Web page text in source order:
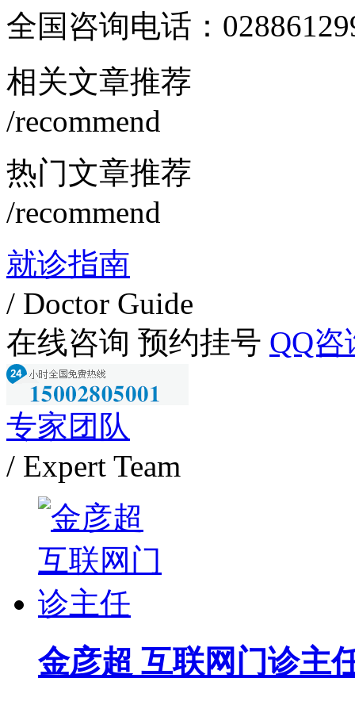
全国咨询电话：
相关文章推荐
/recommend
热门文章推荐
/recommend
就诊指南
/ Doctor Guide
在线咨询 预约挂号 QQ咨
专家团队
/ Expert Team
金彦超 互联网门诊主